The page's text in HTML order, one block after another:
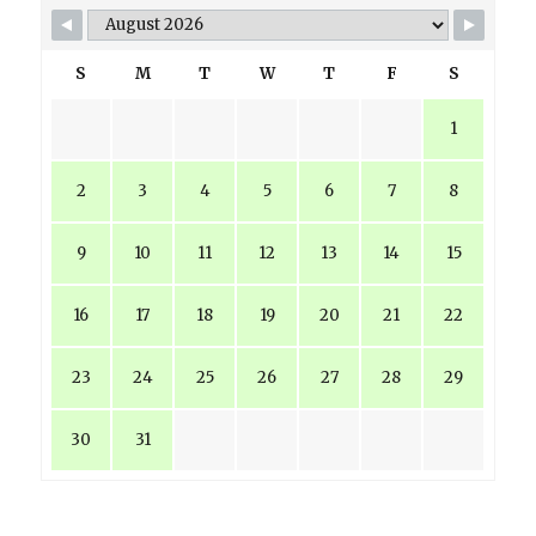
S M T W T F S
1
2 3 4 5 6 7 8
9 10 11 12 13 14 15
16 17 18 19 20 21 22
23 24 25 26 27 28 29
30 31